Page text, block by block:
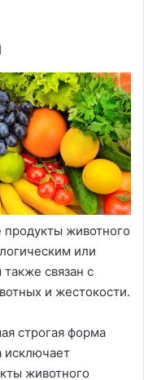
продукты животного
или
связан с
и жестокости.
строгая форма
исключает
животного